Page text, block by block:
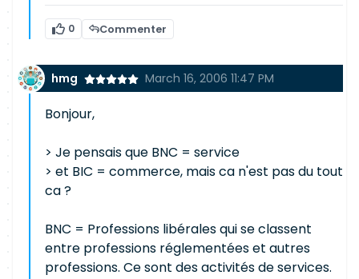
0 Commenter
hmg March 16, 2006 11:47 PM
Bonjour,
> Je pensais que BNC = service
> et BIC = commerce, mais ca n'est pas du tout
ca ?
BNC = Professions libérales qui se classent
entre professions réglementées et autres
professions. Ce sont des activités de services.